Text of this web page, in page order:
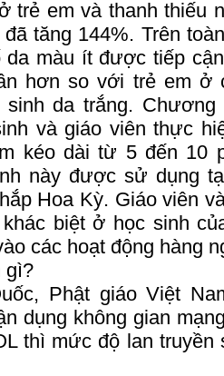
trẻ em và thanh thiếu
tăng 144%. Trên
màu ít được tiếp
hơn so với trẻ em ở
da trắng. Chương
và giáo viên thực
kéo dài từ 5 đến 10
này được sử dụng
Hoa Kỳ. Giáo viên
biệt ở học sinh
các hoạt động hàng
gì?
Phật giáo Việt
dụng không gian
thì mức độ lan truyền